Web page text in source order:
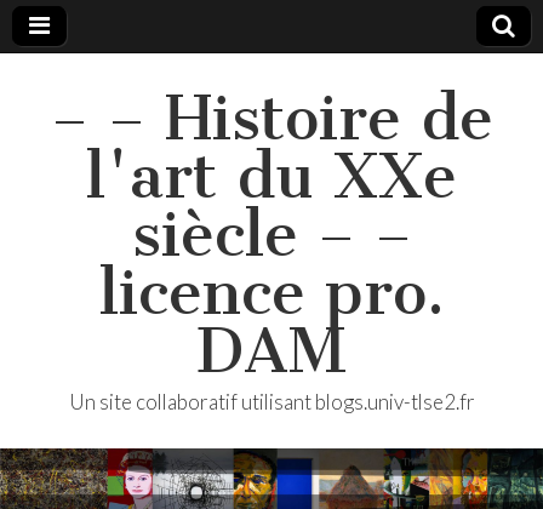
– – Histoire de
l'art du XXe
siècle – –
licence pro.
DAM
Un site collaboratif utilisant blogs.univ-tlse2.fr